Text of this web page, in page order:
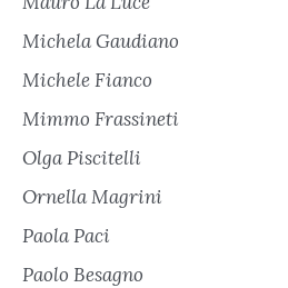
Michela Gaudiano
Michele Fianco
Mimmo Frassineti
Olga Piscitelli
Ornella Magrini
Paola Paci
Paolo Besagno